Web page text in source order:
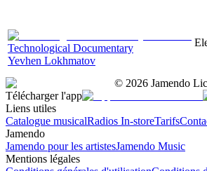
Technological Documentary
Yevhen Lokhmatov
© 2026 Jamendo
Télécharger l'app
Liens utiles
Catalogue musicalRadios In-storeTarifs
Jamendo
Jamendo pour les artistesJamendo Music
Mentions légales